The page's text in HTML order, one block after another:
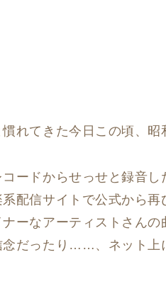
れてきた今日この頃、昭
ードからせっせと録音し
配信サイトで公式から再
ーなアーティストさん
念だったり……、ネット上